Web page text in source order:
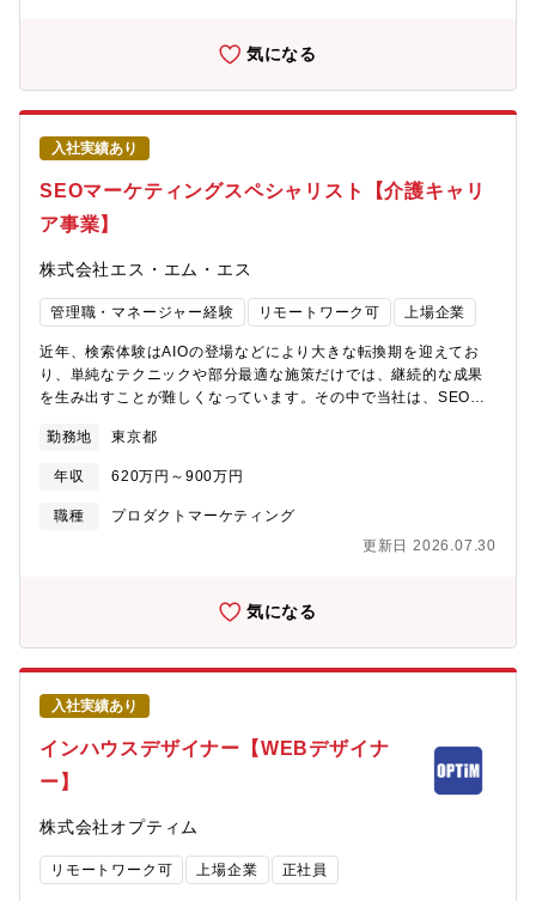
ザイン室の組織戦略】・事業部業務に伴走し、デザインの上流か
構築し、運用を実施【異業界からのキャリアチェンジに関する同
https://www.mysite.bk.mufg.jp/career/circle/article14/
模、人員規模は日本最大級の規模を誇り、デジタルインタラクテ
ィブ事業本部の国内外拠点全体で約2,600名以上の人員を擁してお
ります。また、キャリアアップへの挑戦、既存業務の効率化に向
けた改善提案、新しいサービス提案の創出など、東証プライム上
場企業としての安定性と、ベンチャー企業の様なチャレンジング
な姿勢を歓迎する気風が共存しています。■大規模プロジェクトに
ワンストップで関わることができる同社の案件の全てがナショナ
ルクライアントと呼ばれる国内外の大手クライアントの大規模プ
ロジェクト。企画提案から構築、運用、効果測定までワンストッ
するのが魅力です。■制作会社だからこそスペシャリティを極める
ことができる制作会社だからこそデジタルマーケティングにおい
て幅広く新しいことに挑戦することができます。様々な領域にお
ことができます。■働きやすい職場環境福利厚生が充実しており、
残業時間も平均25時間/月程度。デジタルマーケティング事業にお
いては、女性の就業率も高くメンバーの6割が女性。研修制度も充
実している為、スキルアップや新たな領域のチャンレンジにも安
本部では国内のみならず、海外にも拠点を拡大、体制のグローバ
環境について】■徹底的に成果にこだわります今までの職場で
「PDCAを回そうとしたがうまくいかなかった」「作ったら作り
目標を立ててそれに対しての達成度を週次で確認し、目標までの
ことは良いことだという文化が浸透しています「意見を言いづら
を持ったご経験はありませんか？お客様企業内に意見を発信する
ことは良いことだという文化が浸透しているということもあり、
当該案件では、チーム内に対してはもちろんお客様に対してもど
んどん意見を発信することが良いとされています。成果が上がり
そうだ、効率化できそうだという意見であれば即採用して実行す
るスピーディーな職場です。【配属予定部署】デジタルインタラ
クティブ事業本部【お客様先常駐勤務について】■通常お客様先に
気になる
入社実績あり
SEOマーケティングスペシャリスト【介護キャリ
ア事業】
株式会社エス・エム・エス
管理職・マネージャー経験 リモートワーク可 上場企業
近年、検索体験はAIOの登場などにより大きな転換期を迎えてお
り、単純なテクニックや部分最適な施策だけでは、継続的な成果
を生み出すことが難しくなっています。その中で当社は、SEOを
報提供と事業成長を両立させるための中核的な取り組みとして位
置づけ、より一層の強化を進めています。これまでは限られた体
制の中でSEO施策を推進してきましたが、サイト数の増加や施策
の高度化に伴い、ユーザー視点とデータ分析の両面からSEOをリ
だけでなく、ゆくゆくは複数サイトを横断しながら中長期的な
考えています。【ミッション】介護・医療・障害福祉・保育領域
を中心としたデータベース型サイトおよびコンテンツメディアの
SEO推進を担っていただきます。同社では、職種・業界特化型サ
イトから、業界横断型の大規模サイトまで約20サイトを運営して
います。ご経験・スキルに応じて、1サイトから複数サイトを横断
したSEO設計・改善をお任せします。【職務内容】ご経験に応じ
て以下のような業務をお任せします。■データベースサイト／コン
テンツメディアにおけるSEO戦略設計・実行■キーワード設計、検
索意図分析、コンテンツ企画立案■既存コンテンツの改善（構成・
値分析・課題抽出■施策効果検証および改善サイクルの推進■開発
チームとの連携によるSEO観点での開発ディレクション■複数サイ
トを横断したSEOナレッジの展開・最適化本ポジションでは、テ
勤務地 東京都
年収 620万円～900万円
職種
プロダクトマーケティング
更新日 2026.07.30
気になる
入社実績あり
インハウスデザイナー【WEBデザイナ
ー】
株式会社オプティム
リモートワーク可 上場企業 正社員